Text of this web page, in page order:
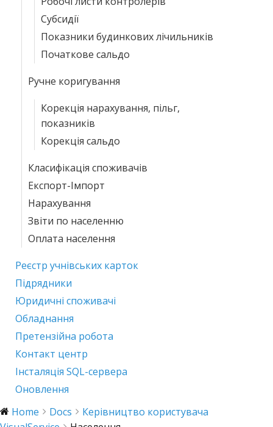
Субсидії
Показники будинкових лічильників
Початкове сальдо
Ручне коригування
Корекція нарахування, пільг,
показників
Корекція сальдо
Класифікація споживачів
Експорт-Імпорт
Нарахування
Звіти по населенню
Оплата населення
Реєстр учнівських карток
Підрядники
Юридичні споживачі
Обладнання
Претензійна робота
Контакт центр
Інсталяція SQL-сервера
Оновлення
Home
Docs
Керівництво користувача